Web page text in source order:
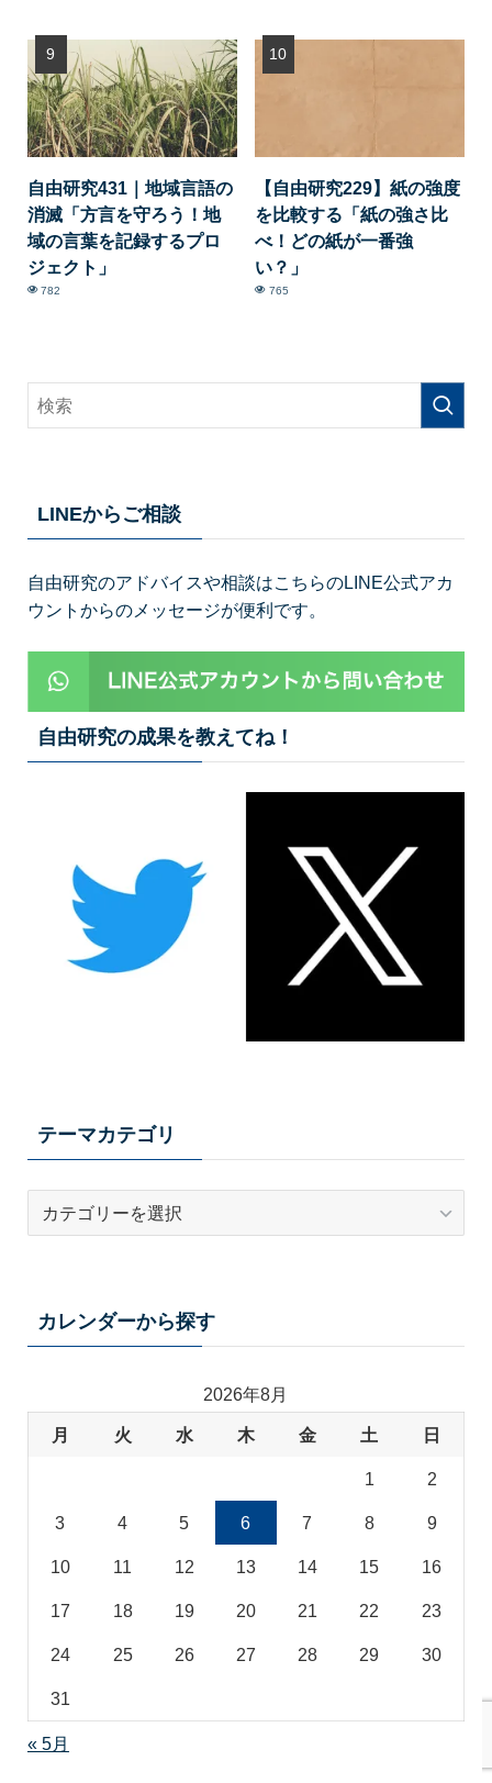
自由研究431｜地域言語の
消滅「方言を守ろう！地
域の言葉を記録するプロ
ジェクト」
782
【自由研究229】紙の強度
を比較する「紙の強さ比
べ！どの紙が一番強
い？」
765
LINEからご相談
自由研究のアドバイスや相談はこちらのLINE公式アカ
ウントからのメッセージが便利です。
自由研究の成果を教えてね！
テーマカテゴリ
カレンダーから探す
2026年8月
月 火 水 木 金 土 日
1 2
3 4 5 6 7 8 9
10 11 12 13 14 15 16
17 18 19 20 21 22 23
24 25 26 27 28 29 30
31
« 5月